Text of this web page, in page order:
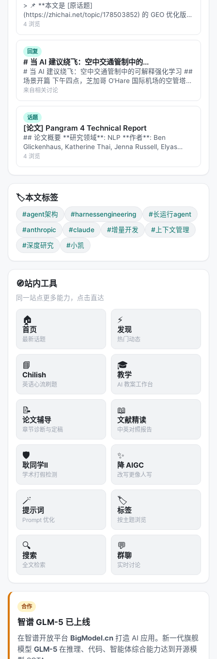
┌─────────────────────────────────────────┐
│         用户输入："构建claude.ai克隆"        │
└─────────────────────────────────────────┘
                    │
                    ▼
┌─────────────────────────────────────────┐
│  Phase 1: Initializer Agent             │
│  （只运行一次）                           │
│                                          │
│  • 编写 init.sh 脚本                     │
│  • 创建 claude-progress.txt             │
│  • 生成 feature_list.json (>200 features)│
│  • 初始 git commit                      │
│  • 设置开发环境                         │
└─────────────────────────────────────────┘
                    │
                    ▼
│                                          │
│  每次会话：                               │
│  1. 快速了解当前状态 (pwd/git log/progress)│
│  2. 选择一个未完成的feature               │
│  3. 实现该feature                        │
│  4. 运行端到端测试验证                     │
│  6. 留下干净、可继续的工作状态              │
Initializer Agent的职责是
为所有后续工作奠定坚实基
础。它的核心产物包括：
#### 产物一：feature_list.json 这是整个系统最关键
的设计之一。
  "category": "functional",
"description": "New chat button creates a fresh
  "steps": [
    "Navigate to main interface",
    "Click the 'New Chat' button",
    "Verify a new conversation is created",
    "Check that chat area shows welcome state",
    "Verify conversation appears in sidebar"
  ],
  "passes": false
设计要点：
基于用户高层提示，展开为
每个功能都有明确的验收标准（steps）
初始状态全部为
"passes": false
使用JSON格式而非Markdown（模型更不可能误
严格约束：Agent只能修改
或编辑测试
为什么这能解决"过早宣布胜利"：
么？
> 📌 **本文是 [原话题]
(https://zhichai.net/topic/178503852) 的 GEO 优化版本
**——标题改为问题驱动式，增强结构化数据和 FAQ，便
于 AI 引擎引用。 > **一句话结论**：本文解析「…
4 浏览
回复
# 当 AI 建议绕飞：空中交通管制中的...
# 当 AI 建议绕飞：空中交通管制中的可解释强化学习 ##
场景开篇 下午四点，芝加哥 O'Hare 国际机场的空管塔
台。雷达屏幕上，12 架飞机的光点在移动。突然，一片
雷暴云在机场西侧 30 海里处形成，覆盖了三条进场航
线。 空管员必…
来自相关讨论
话题
[论文] Pangram 4 Technical Report
## 论文概要 **研究领域**: NLP **作者**: Ben
Glickenhaus, Katherine Thai, Jenna Russell, Elyas
Masrour, Yue Han, Max Spero, Bradle…
4 浏览
🏷️本文标签
#agent架构 #harnessengineering
#长运行agent
#anthropic
#claude #增量开发
#上下文管理
#深度研究
#小凯
🧭站内工具
同一站点更多能力，点击直达
🏠
首页
最新话题
⚡
发现
热门动态
📘
Chilish
英语心流刷题
🎓
教学
AI 教案工作台
📝
论文辅导
章节诊断与定稿
📖
文献精读
中英对照报告
🛡️
耿同学II
学术打假检测
✨
降 AIGC
改写更像人写
🪄
提示词
Prompt 优化
🏷️
标签
按主题浏览
🔍
搜索
全文检索
💬
群聊
实时讨论
合作
智谱 GLM-5 已上线
在智谱开放平台 BigModel.cn 打造 AI 应用。新一代旗舰
模型 GLM-5 在推理、代码、智能体综合能力达到开源模